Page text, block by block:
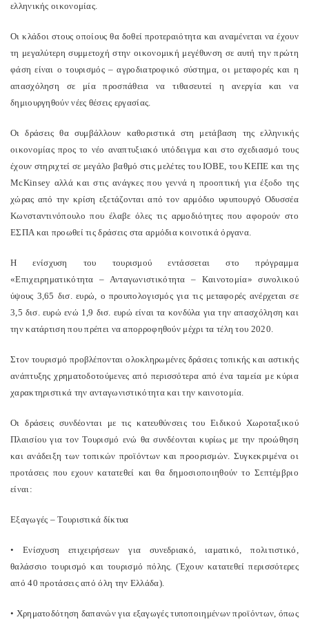
ελληνικής οικονομίας.
Οι κλάδοι στους οποίους θα δοθεί προτεραιότητα και αναμένεται να έχουν
τη μεγαλύτερη συμμετοχή στην οικονομική μεγέθυνση σε αυτή την πρώτη
φάση είναι ο τουρισμός – αγροδιατροφικό σύστημα, οι μεταφορές και η
απασχόληση σε μία προσπάθεια να τιθασευτεί η ανεργία και να
δημιουργηθούν νέες θέσεις εργασίας.
Oι δράσεις θα συμβάλλουν καθοριστικά στη μετάβαση της ελληνικής
οικονομίας προς το νέο αναπτυξιακό υπόδειγμα και στο σχεδιασμό τους
έχουν στηριχτεί σε μεγάλο βαθμό στις μελέτες του ΙΟΒΕ, του ΚΕΠΕ και της
McKinsey αλλά και στις ανάγκες που γεννά η προοπτική για έξοδο της
χώρας από την κρίση εξετάζονται από τον αρμόδιο υφυπουργό Οδυσσέα
Κωνσταντινόπουλο που έλαβε όλες τις αρμοδιότητες που αφορούν στο
ΕΣΠΑ και προωθεί τις δράσεις στα αρμόδια κοινοτικά όργανα.
Η ενίσχυση του τουρισμού εντάσσεται στο πρόγραμμα
«Επιχειρηματικότητα – Ανταγωνιστικότητα – Καινοτομία» συνολικού
ύψους 3,65 δισ. ευρώ, ο προυπολογισμός για τις μεταφορές ανέρχεται σε
3,5 δισ. ευρώ ενώ 1,9 δισ. ευρώ είναι τα κονδύλα για την απασχόληση και
την κατάρτιση που πρέπει να απορροφηθούν μέχρι τα τέλη του 2020.
Στον τουρισμό προβλέπονται ολοκληρωμένες δράσεις τοπικής και αστικής
ανάπτυξης χρηματοδοτούμενες από περισσότερα από ένα ταμεία με κύρια
χαρακτηριστικά την ανταγωνιστικότητα και την καινοτομία.
Οι δράσεις συνδέονται με τις κατευθύνσεις του Ειδικού Χωροταξικού
Πλαισίου για τον Τουρισμό ενώ θα συνδέονται κυρίως με την προώθηση
και ανάδειξη των τοπικών προϊόντων και προορισμών. Συγκεκριμένα οι
προτάσεις που εχουν κατατεθεί και θα δημοσιοποιηθούν το Σεπτέμβριο
είναι:
Εξαγωγές – Τουριστικά δίκτυα
• Ενίσχυση επιχειρήσεων για συνεδριακό, ιαματικό, πολιτιστικό,
θαλάσσιο τουρισμό και τουρισμό πόλης. (Έχουν κατατεθεί περισσότερες
από 40 προτάσεις από όλη την Ελλάδα).
• Χρηματοδότηση δαπανών για εξαγωγές τυποποιημένων προϊόντων, όπως